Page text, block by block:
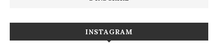
INSTAGRAM